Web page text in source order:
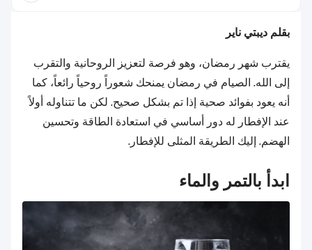
بقلم ديبتي ناير
يقترب شهر رمضان، وهو فرصة لتعزيز الروحانية والتقرب
إلى الله. الصيام في رمضان يمنحك شعوراً روحياً رائعاً، كما
أنه يعود بفوائد صحية إذا تم بشكل صحيح. لكن ما تتناوله أولاً
عند الإفطار له دور أساسي في استعادة الطاقة وتحسين
الهضم. إليك الطريقة المثلى للإفطار.
ابدأ بالتمر والماء